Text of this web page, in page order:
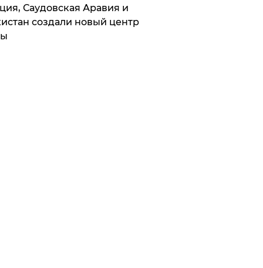
Саудовская Аравия и
создали новый центр